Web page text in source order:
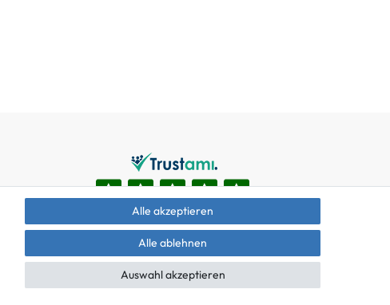
Alle akzeptieren
Alle ablehnen
Auswahl akzeptieren